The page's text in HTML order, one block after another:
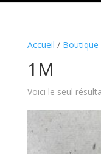
Accueil / Boutique
1M
Voici le seul